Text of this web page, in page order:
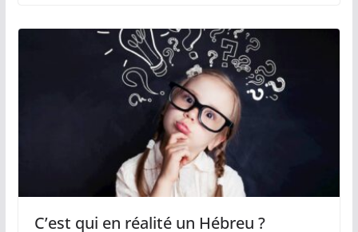
C’est qui en réalité un Hébreu ?